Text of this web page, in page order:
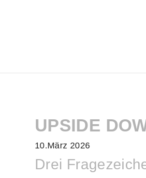
UPSIDE
10.März 2026
Drei